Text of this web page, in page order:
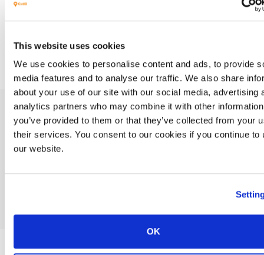
This website uses cookies
We use cookies to personalise content and ads, to provide
media features and to analyse our traffic. We also share
about your use of our site with our social media, advertising
analytics partners who may combine it with other
you’ve provided to them or that they’ve collected from your
their services. You consent to our cookies if you continue to
our website.
OK
l’animal et son responsable, au moment de
qu’ultérieurement.